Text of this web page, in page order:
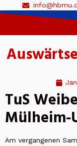
TuS
Mülheim-
Am vergangenen